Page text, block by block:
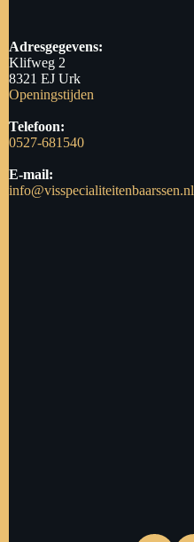
Adresgegevens:
Klifweg 2
8321 EJ Urk
Openingstijden
Telefoon:
0527-681540
E-mail:
info@visspecialiteitenbaarssen.nl